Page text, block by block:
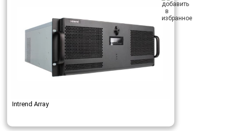
Intrend Array